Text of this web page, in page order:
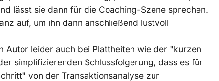
lässt sie dann für die Coaching-Szene sprechen.
auf, um ihn dann anschließend lustvoll
Autor leider auch bei Plattheiten wie der "kurzen
simplifizierenden Schlussfolgerung, dass es für
von der Transaktionsanalyse zur